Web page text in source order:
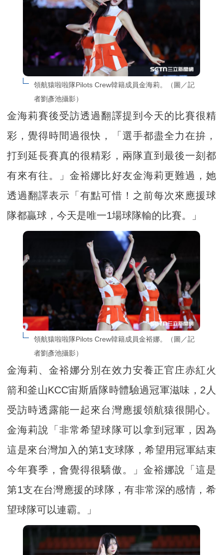
領航猿啦啦隊Pilots Crew韓籍成員金海莉。（圖／記
者劉彥池攝影）
金海莉賽後受訪透過翻譯提到今天的比賽很精
彩，覺得時間過很快，「選手都盡全力在拚，
打到延長賽真的很精彩，兩隊直到最後一刻都
有來有往。」金裕娜比好友金海莉更難過，她
透過翻譯表示「有點可惜！之前每次來應援球
隊都贏球，今天是唯一1場球隊輸的比賽。」
領航猿啦啦隊Pilots Crew韓籍成員金裕娜。（圖／記
者劉彥池攝影）
金海莉、金裕娜分別在效力安養正官庄赤紅火
箭和釜山KCC宙斯盾隊時體驗過冠軍滋味，2人
受訪時透露能一起來台灣應援領航猿很開心。
金海莉說「非常希望球隊可以拿到冠軍，因為
這是來台灣加入的第1支球隊，希望用冠軍結束
今年賽季，會覺得很驕傲。」金裕娜說「這是
第1支在台灣應援的球隊，有非常深的感情，希
望球隊可以連霸。」